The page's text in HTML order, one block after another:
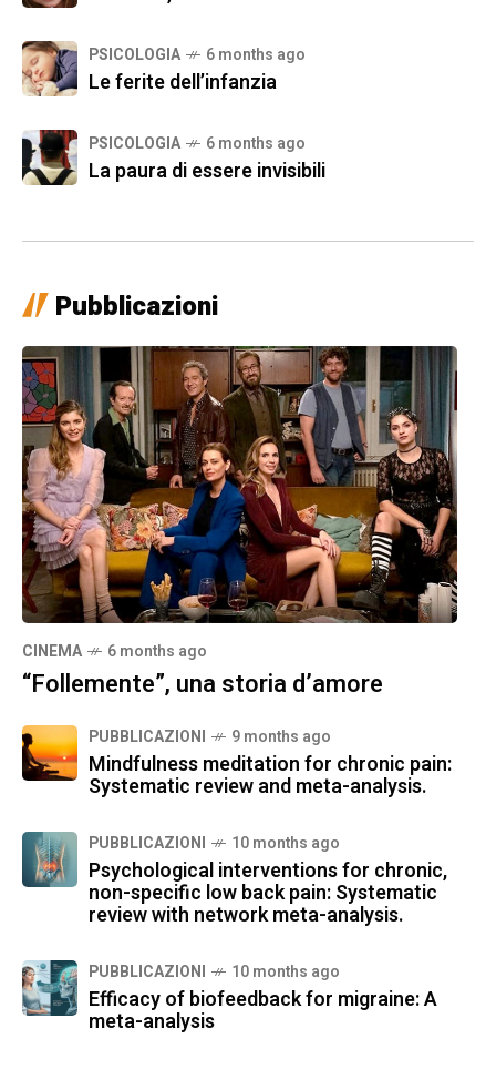
PSICOLOGIA 6 months ago
Le ferite dell’infanzia
PSICOLOGIA 6 months ago
La paura di essere invisibili
Pubblicazioni
CINEMA 6 months ago
“Follemente”, una storia d’amore
PUBBLICAZIONI 9 months ago
Mindfulness meditation for chronic pain:
Systematic review and meta-analysis.
PUBBLICAZIONI 10 months ago
Psychological interventions for chronic,
non-specific low back pain: Systematic
review with network meta-analysis.
PUBBLICAZIONI 10 months ago
Efficacy of biofeedback for migraine: A
meta-analysis